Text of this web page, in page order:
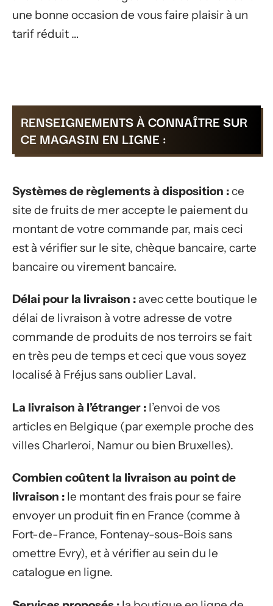
une bonne occasion de vous faire plaisir à un
tarif réduit …
RENSEIGNEMENTS À CONNAÎTRE SUR
CE MAGASIN EN LIGNE :
Systèmes de règlements à disposition :ce
site de fruits de mer accepte le paiement du
montant de votre commande par, mais ceci
est à vérifier sur le site, chèque bancaire, carte
bancaire ou virement bancaire.
Délai pour la livraison : avec cette boutique le
délai de livraison à votre adresse de votre
commande de produits de nos terroirs se fait
en très peu de temps et ceci que vous soyez
localisé à Fréjus sans oublier Laval.
La livraison à l’étranger : l’envoi de vos
articles en Belgique (par exemple proche des
villes Charleroi, Namur ou bien Bruxelles).
Combien coûtent la livraison au point de
livraison : le montant des frais pour se faire
envoyer un produit fin en France (comme à
Fort-de-France, Fontenay-sous-Bois sans
omettre Evry), et à vérifier au sein du le
catalogue en ligne.